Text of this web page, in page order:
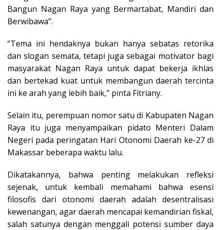
Bangun Nagan Raya yang Bermartabat, Mandiri dan
Berwibawa”.
“Tema ini hendaknya bukan hanya sebatas retorika
dan slogan semata, tetapi juga sebagai motivator bagi
masyarakat Nagan Raya untuk dapat bekerja ikhlas
dan bertekad kuat untuk membangun daerah tercinta
ini ke arah yang lebih baik,” pinta Fitriany.
Selain itu, perempuan nomor satu di Kabupaten Nagan
Raya itu juga menyampaikan pidato Menteri Dalam
Negeri pada peringatan Hari Otonomi Daerah ke-27 di
Makassar beberapa waktu lalu.
Dikatakannya, bahwa penting melakukan refleksi
sejenak, untuk kembali memahami bahwa esensi
filosofis dari otonomi daerah adalah desentralisasi
kewenangan, agar daerah mencapai kemandirian fiskal,
salah satunya dengan menggali potensi sumber daya